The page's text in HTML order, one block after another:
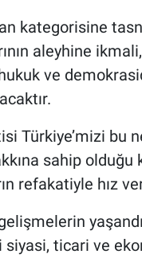
kategorisine
aleyhine ikmali,
ve
Türkiye’mizi bu
sahip
refakatiyle hız
siyasi, ticari ve